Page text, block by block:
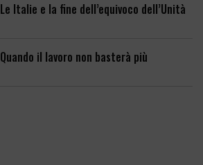
Le Italie e la fine dell’equivoco dell’Unità
Quando il lavoro non basterà più